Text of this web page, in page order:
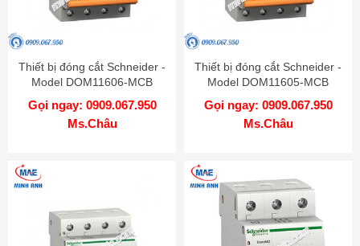
Thiết bị đóng cắt Schneider -
Model DOM11606-MCB
Gọi ngay: 0909.067.950
Ms.Châu
Thiết bị đóng cắt Schneider -
Model DOM11605-MCB
Gọi ngay: 0909.067.950
Ms.Châu